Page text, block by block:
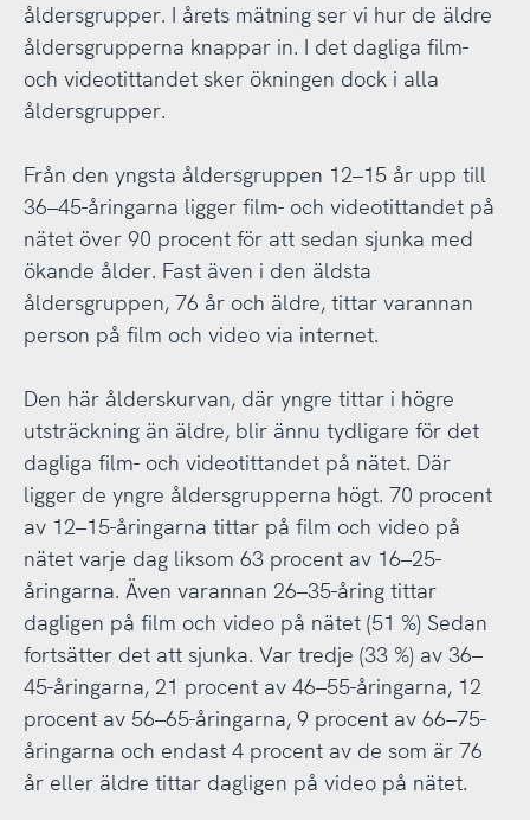
åldersgrupper. I årets mätning ser vi hur de äldre
åldersgrupperna knappar in. I det dagliga film-
och videotittandet sker ökningen dock i alla
åldersgrupper.
Från den yngsta åldersgruppen 12–15 år upp till
36–45-åringarna ligger film- och videotittandet på
nätet över 90 procent för att sedan sjunka med
ökande ålder. Fast även i den äldsta
åldersgruppen, 76 år och äldre, tittar varannan
person på film och video via internet.
Den här ålderskurvan, där yngre tittar i högre
utsträckning än äldre, blir ännu tydligare för det
dagliga film- och videotittandet på nätet. Där
ligger de yngre åldersgrupperna högt. 70 procent
av 12–15-åringarna tittar på film och video på
nätet varje dag liksom 63 procent av 16–25-
åringarna. Även varannan 26–35-åring tittar
dagligen på film och video på nätet (51 %) Sedan
fortsätter det att sjunka. Var tredje (33 %) av 36–
45-åringarna, 21 procent av 46–55-åringarna, 12
procent av 56–65-åringarna, 9 procent av 66–75-
åringarna och endast 4 procent av de som är 76
år eller äldre tittar dagligen på video på nätet.